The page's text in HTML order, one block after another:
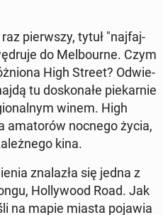
pierw­szy, tytuł "naj­faj­
do Mel­bo­ur­ne. Czym
High Street? Od­wie­
tu do­sko­na­łe pie­kar­nie
winem. High
ama­to­rów nocnego życia,
kina.
zna­la­zła się jedna z
Hol­ly­wo­od Road. Jak
na mapie miasta pojawia